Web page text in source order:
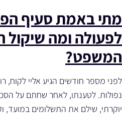
מתי באמת סעיף
לפעולה ומה
המשפט?
לפני מספר חודשים הגיע אליי לקוח,
נפולות. לטענתו, לאחר שחתם על
יוקרתי, שילם את התשלומים במועד,